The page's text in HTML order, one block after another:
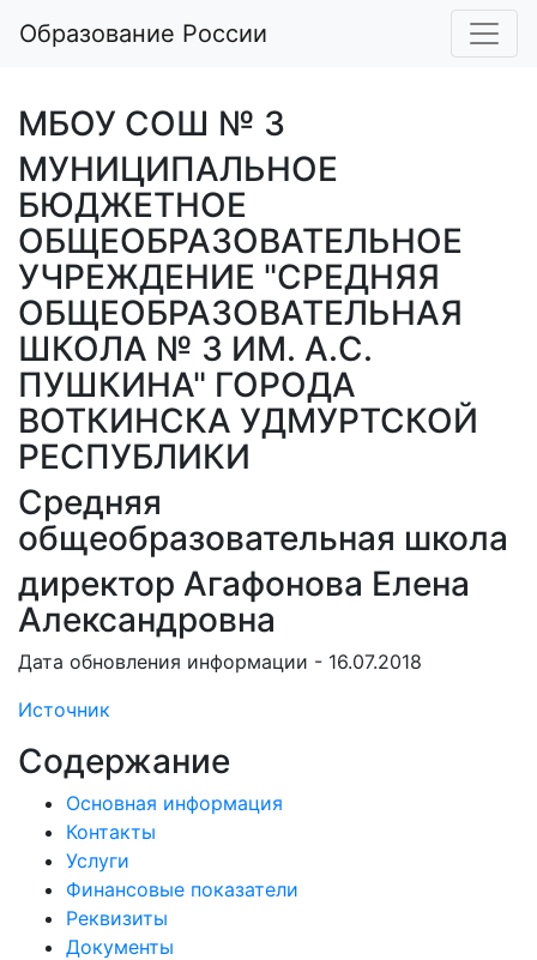
Образование России
МБОУ СОШ № 3
МУНИЦИПАЛЬНОЕ
БЮДЖЕТНОЕ
ОБЩЕОБРАЗОВАТЕЛЬНОЕ
УЧРЕЖДЕНИЕ "СРЕДНЯЯ
ОБЩЕОБРАЗОВАТЕЛЬНАЯ
ШКОЛА № 3 ИМ. А.С.
ПУШКИНА" ГОРОДА
ВОТКИНСКА УДМУРТСКОЙ
РЕСПУБЛИКИ
Средняя
общеобразовательная школа
директор Агафонова Елена
Александровна
Дата обновления информации - 16.07.2018
Источник
Содержание
Основная информация
Контакты
Услуги
Финансовые показатели
Реквизиты
Документы